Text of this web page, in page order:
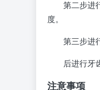
第二步进
度。
第三步进
后进行牙
注意事项